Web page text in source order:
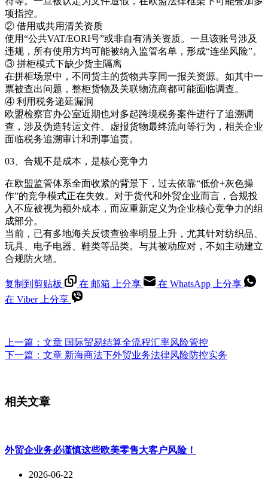
项指控。
② 借用或共用清关资质
使用“公共VAT/EORI号”或非自有清关资质。一旦该账号涉及
违规，所有使用方均可能被纳入监管名单，形成“连坐风险”。
③ 拼柜模式下缺少货主隔离
在拼柜场景中，不同货主的货物共享同一报关资源。如其中一
票被查出问题，整柜货物及关联物流商都可能面临调查。
④ 利用税务递延漏洞
欧盟检察官办公室近期也对多起跨境税务案件进行了追溯调
查，涉及伪造转运文件、虚报货物最终流向等行为，相关企业
面临税务追溯审计和刑事追责。
03、合规不是成本，是核心竞争力
在欧盟监管体系全面收紧的背景下，过去依靠“低价+灰色操
作”的竞争模式正在失效。对于货代和外贸企业而言，合规投
入不应被视为额外成本，而应重新定义为企业核心竞争力的组
成部分。
当前，已有多地海关反馈查验率明显上升，尤其针对纺织品、
玩具、电子电器、鞋类等品类。与其被动应对，不如主动建立
合规防火墙。
复制到剪贴板 在 邮箱 上分享
在 WhatsApp 上分享
在 Viber 上分享
上一篇： 文章 国际贸易结算全流程汇率风险管控
下一篇： 文章 新海商法下外贸业务法律风险防控实务
相关文章
外贸企业务必谨慎这些欧美零售大客户风险！
2026-06-22